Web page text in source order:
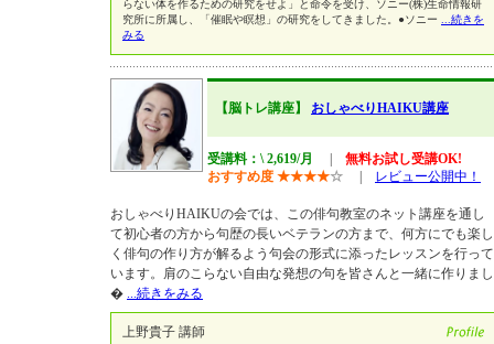
らない体を作るための研究をせよ」と命令を受け、ソニー(株)生命情報研
究所に所属し、「催眠や瞑想」の研究をしてきました。●ソニー
...続きを
みる
【脳トレ講座】 おしゃべりHAIKU講座
受講料：\ 2,619/月
無料お試し受講OK!
おすすめ度 ★★★★☆ レビュー公開中！
おしゃべりHAIKUの会では、この俳句教室のネット講座を通し
て初心者の方から句歴の長いベテランの方まで、何方にでも楽し
く俳句の作り方が解るよう句会の形式に添ったレッスンを行って
います。肩のこらない自由な発想の句を皆さんと一緒に作りまし
� ...続きをみる
上野貴子 講師